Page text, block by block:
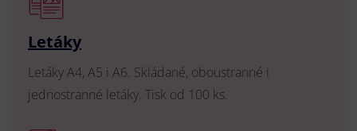
Letáky
Letáky A4, A5 i A6. Skládané, oboustranné i
jednostranné letáky. Tisk od 100 ks.